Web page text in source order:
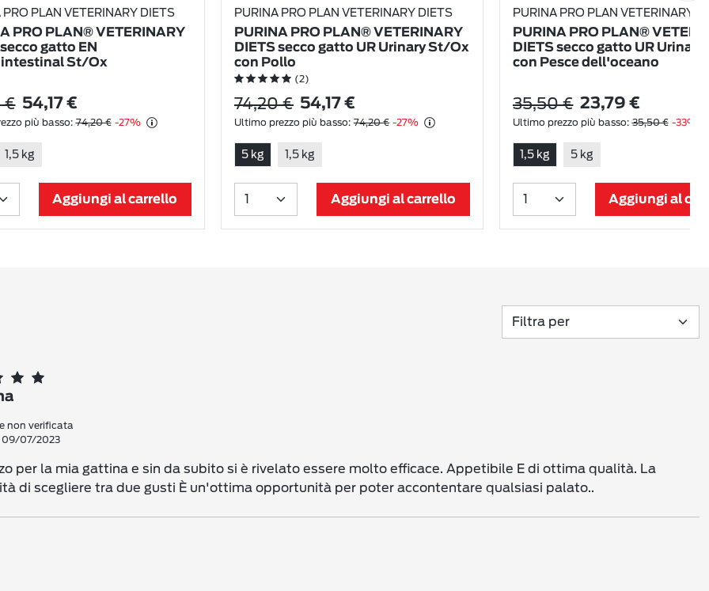
PRO PLAN VETERINARY DIETS
PRO PLAN® VETERINARY
gatto EN
St/Ox
€ 54,17 €
più basso: 74,20 € -27%
1,5 kg
Aggiungi al carrello
PURINA PRO PLAN VETERINARY DIETS
PURINA PRO PLAN® VETERINARY
DIETS secco gatto UR Urinary St/Ox
con Pollo
(2)
74,20 € 54,17 €
Ultimo prezzo più basso: 74,20 € -27%
5 kg 1,5 kg
Aggiungi al carrello
PURINA PRO PLAN VETERINARY
PURINA PRO PLAN®
DIETS secco gatto UR
con Pesce dell'oceano
35,50 € 23,79 €
Ultimo prezzo più basso: 35,50 € -33%
1,5 kg 5 kg
Aggiungi al
voti
voti
non verificata
09/07/2023
per la mia gattina e sin da subito si è rivelato essere molto efficace. Appetibile E di ottima qualità. La
di scegliere tra due gusti È un'ottima opportunità per poter accontentare qualsiasi palato..